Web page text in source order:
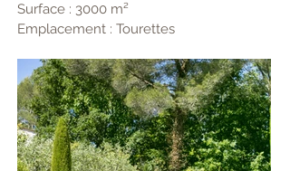
Surface : 3000 m²
Emplacement : Tourettes